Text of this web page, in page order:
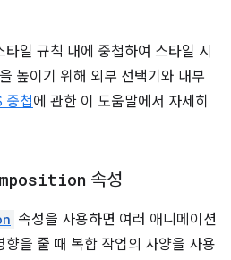
일 규칙 내에 중첩하여 스타일 시
높이기 위해 외부 선택기와 내부
중첩에 관한 이 도움말에서 자세히
속성
속성을 사용하면 여러 애니메이션
을 줄 때 복합 작업의 사양을 사용